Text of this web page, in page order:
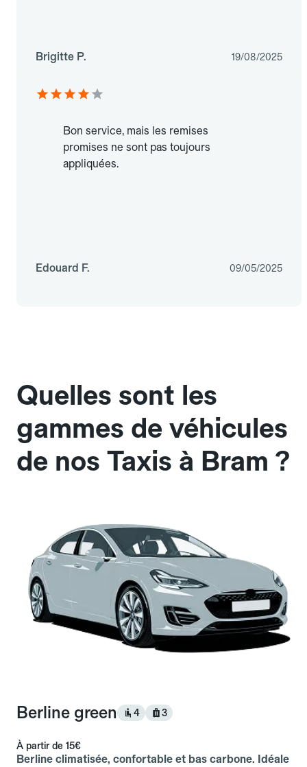
Brigitte P. 19/08/2025
Bon service, mais les remises
promises ne sont pas toujours
appliquées.
Edouard F. 09/05/2025
Quelles sont les
gammes de véhicules
de nos Taxis à Bram ?
Berline green 4 3
À partir de 15€
Berline climatisée, confortable et bas carbone. Idéale